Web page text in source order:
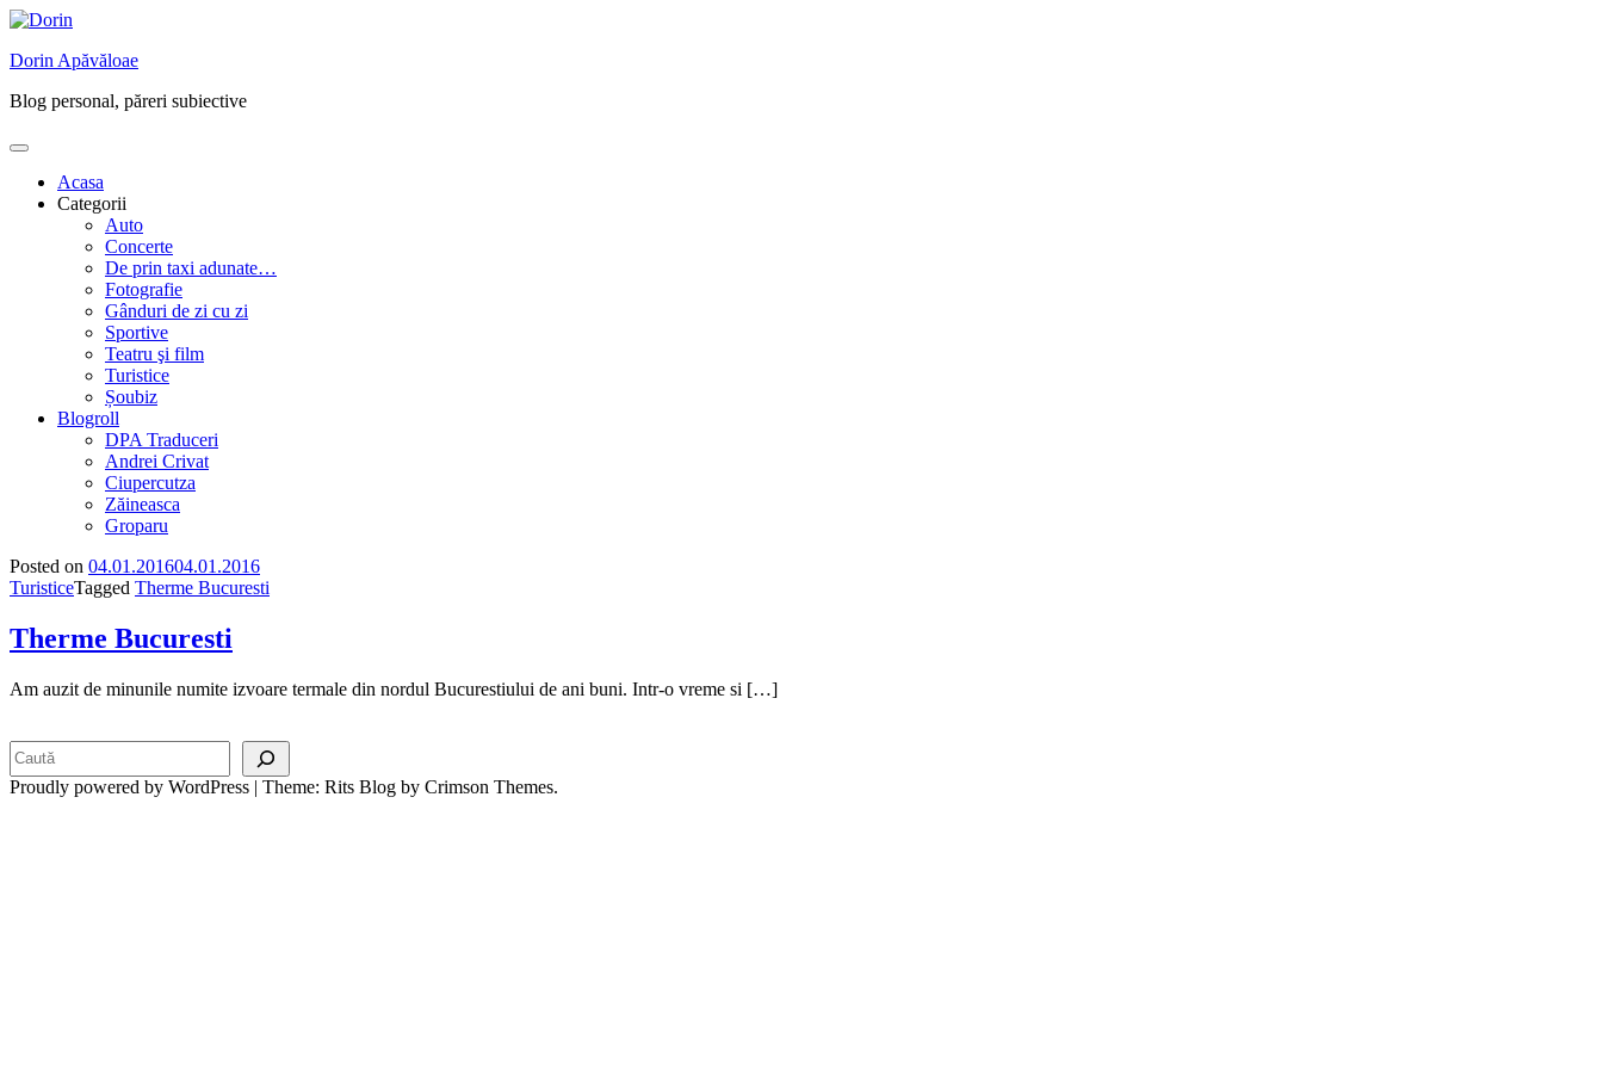
Skip
content
Dorin Apăvăloae
Blog personal, păreri subiective
Acasa
Categorii
Auto
Concerte
De prin taxi adunate…
Fotografie
Gânduri de zi cu zi
Sportive
Teatru şi film
Turistice
Șoubiz
Blogroll
DPA Traduceri
Andrei Crivat
Ciupercutza
Zăineasca
Groparu
Posted on 04.01.201604.01.2016
TuristiceTagged Therme Bucuresti
Therme Bucuresti
Am auzit de minunile numite izvoare termale din nordul Bucurestiului de ani buni. Intr-o vreme si […]
Proudly powered by WordPress | Theme: Rits Blog by Crimson Themes.